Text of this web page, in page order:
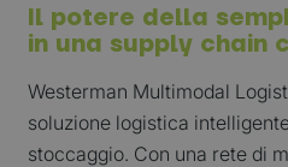
Il potere della
in una supply chain
Westerman Multimodal
soluzione logistica
stoccaggio. Con una rete di